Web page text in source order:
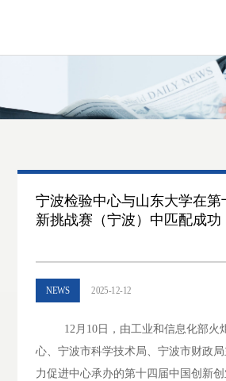
宁波检验中心与山东大学在第
新挑战赛（宁波）中匹配成功
NEWS 2025-12-12
12月 10日，由工业和信息化部火
心、宁波市科学技术局、宁波市财政
力促进中心承办的第十四届中国创新